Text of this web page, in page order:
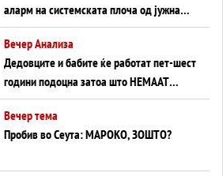
аларм на системската плоча од јужна
Германија до Црното Море...
Вечер Анализа
Дедовците и бабите ќе работат пет-шест
години подоцна затоа што НЕМААТ
ВНУЦИ ДА ГИ ЗАМЕНАТ
Вечер тема
Пробив во Сеута: МАРОКО, ЗОШТО?